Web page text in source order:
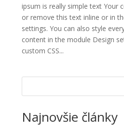
ipsum is really simple text Your
or remove this text inline or in
settings. You can also style
content in the module Design
custom CSS...
Najnovšie články